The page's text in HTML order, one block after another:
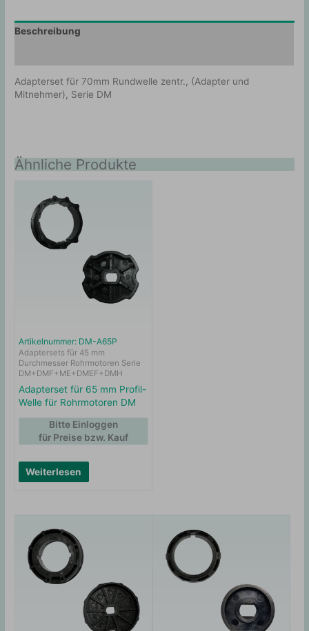
Beschreibung
Adapterset für 70mm Rundwelle zentr., (Adapter und
Mitnehmer), Serie DM
Ähnliche Produkte
Artikelnummer: DM-A65P
Adaptersets für 45 mm
Durchmesser Rohrmotoren Serie
DM+DMF+ME+DMEF+DMH
Adapterset für 65 mm Profil-
Welle für Rohrmotoren DM
Weiterlesen
Bitte Einloggen
für Preise bzw. Kauf